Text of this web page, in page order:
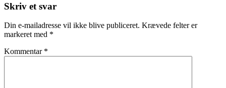
Skriv et svar
Din e-mailadresse vil ikke blive publiceret. Krævede felter er
markeret med *
Kommentar *